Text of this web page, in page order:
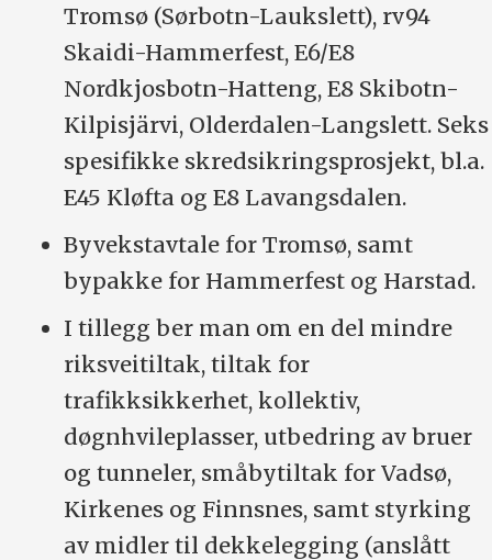
Tromsø (Sørbotn-Laukslett), rv94
Skaidi-Hammerfest, E6/E8
Nordkjosbotn-Hatteng, E8 Skibotn-
Kilpisjärvi, Olderdalen-Langslett. Seks
spesifikke skredsikringsprosjekt, bl.a.
E45 Kløfta og E8 Lavangsdalen.
Byvekstavtale for Tromsø, samt
bypakke for Hammerfest og Harstad.
I tillegg ber man om en del mindre
riksveitiltak, tiltak for
trafikksikkerhet, kollektiv,
døgnhvileplasser, utbedring av bruer
og tunneler, småbytiltak for Vadsø,
Kirkenes og Finnsnes, samt styrking
av midler til dekkelegging (anslått